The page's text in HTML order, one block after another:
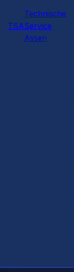
TSA
Technische
Service
Assen